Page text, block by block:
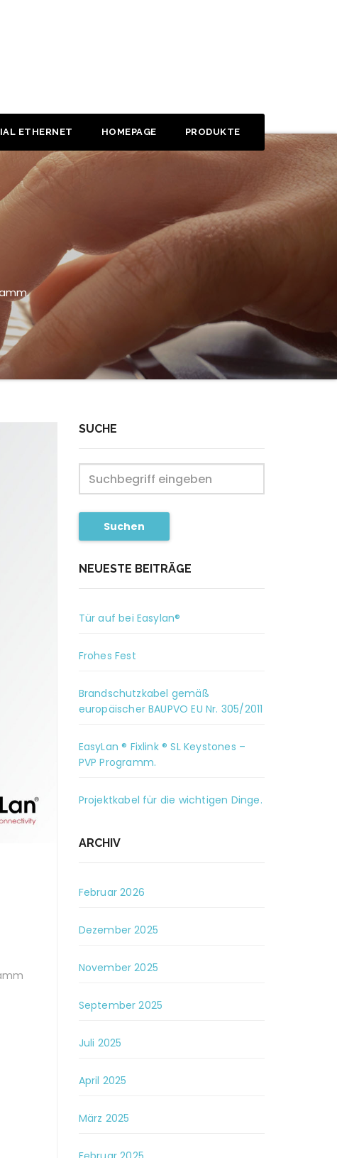
ETHERNET HOMEPAGE PRODUKTE
SUCHE
Suchen
NEUESTE BEITRÄGE
Tür auf bei Easylan®
Frohes Fest
Brandschutzkabel gemäß
europäischer BAUPVO EU Nr. 305/2011
EasyLan ® Fixlink ® SL Keystones –
PVP Programm.
Projektkabel für die wichtigen Dinge.
ARCHIV
Februar 2026
Dezember 2025
November 2025
September 2025
Juli 2025
April 2025
März 2025